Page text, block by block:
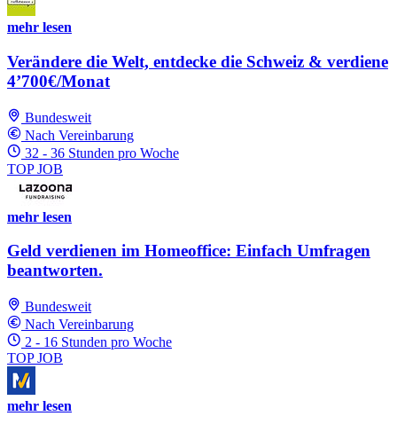
mehr lesen
Verändere die Welt, entdecke die Schweiz & verdiene
4’700€/Monat
Bundesweit
Nach Vereinbarung
32 - 36 Stunden pro Woche
TOP JOB
mehr lesen
Geld verdienen im Homeoffice: Einfach Umfragen
beantworten.
Bundesweit
Nach Vereinbarung
2 - 16 Stunden pro Woche
TOP JOB
mehr lesen